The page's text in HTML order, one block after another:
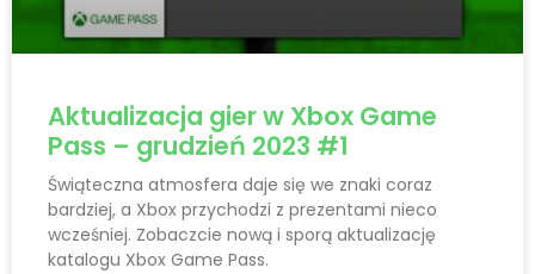
Aktualizacja gier w Xbox Game
Pass – grudzień 2023 #1
Świąteczna atmosfera daje się we znaki coraz
bardziej, a Xbox przychodzi z prezentami nieco
wcześniej. Zobaczcie nową i sporą aktualizację
katalogu Xbox Game Pass.